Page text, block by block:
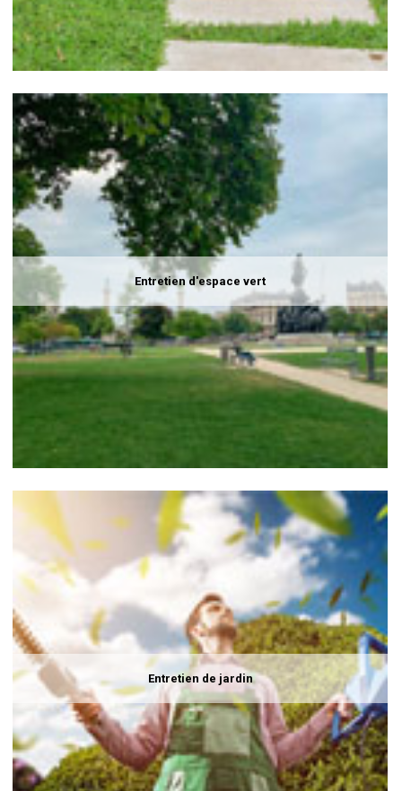
Entretien d'espace vert
Entretien de jardin